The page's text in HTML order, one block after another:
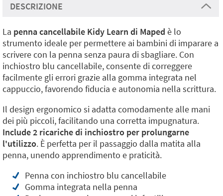
DESCRIZIONE
La penna cancellabile Kidy Learn di Maped è lo
strumento ideale per permettere ai bambini di imparare a
scrivere con la penna senza paura di sbagliare. Con
inchiostro blu cancellabile, consente di correggere
facilmente gli errori grazie alla gomma integrata nel
cappuccio, favorendo fiducia e autonomia nella scrittura.
Il design ergonomico si adatta comodamente alle mani
dei più piccoli, facilitando una corretta impugnatura.
Include 2 ricariche di inchiostro per prolungarne
l'utilizzo. È perfetta per il passaggio dalla matita alla
penna, unendo apprendimento e praticità.
Penna con inchiostro blu cancellabile
Gomma integrata nella penna